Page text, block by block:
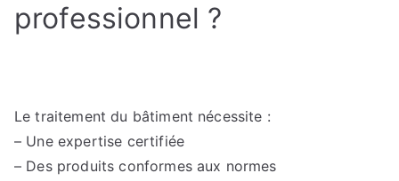
professionnel ?
Le traitement du bâtiment nécessite :
– Une expertise certifiée
– Des produits conformes aux normes